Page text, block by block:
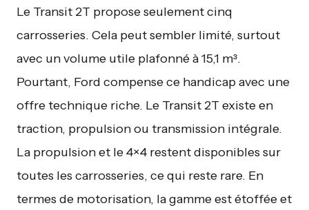
Le Transit 2T propose seulement cinq
carrosseries. Cela peut sembler limité, surtout
avec un volume utile plafonné à 15,1 m³.
Pourtant, Ford compense ce handicap avec une
offre technique riche. Le Transit 2T existe en
traction, propulsion ou transmission intégrale.
La propulsion et le 4×4 restent disponibles sur
toutes les carrosseries, ce qui reste rare. En
termes de motorisation, la gamme est étoffée et